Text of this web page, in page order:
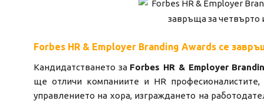
Forbes HR & Employer Branding Awards се
Кандидатстването за Forbes HR & Employer
ще отличи компаниите и HR
управлението на хора, изграждането на